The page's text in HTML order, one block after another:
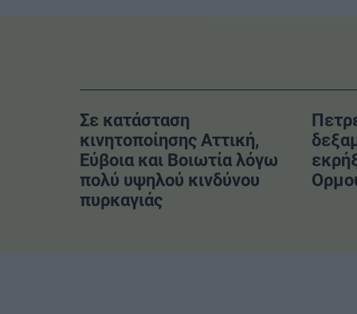
Σε κατάσταση
κινητοποίησης Αττική,
Εύβοια και Βοιωτία λόγω
πολύ υψηλού κινδύνου
πυρκαγιάς